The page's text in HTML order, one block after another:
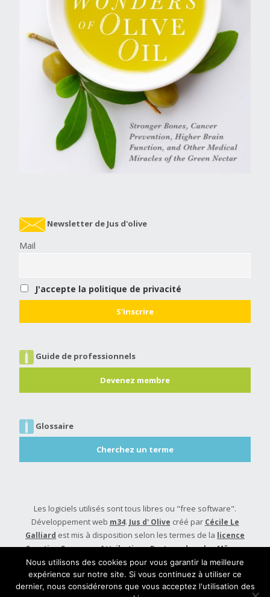
Newsletter de Jus d'olive
Mail
J'accepte la politique de privacité
Guide de professionnels
Devenez membre
Glossaire
Cherchez un terme
Les logiciels utilisés sont tous libres ou "free software".
Développement web m34. Jus d' Olive créé par Cécile Le
Galliard est mis à disposition selon les termes de la licence
Creative Commons Attribution - Partage dans les Mêmes
Conditions 4.0 International.
Built withMake. Your friendly WordPress page builder theme.
Nous utilisons des cookies pour vous garantir la meilleure
expérience sur notre site. Si vous continuez à utiliser ce
dernier, nous considérerons que vous acceptez l'utilisation des